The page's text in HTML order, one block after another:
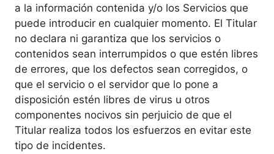
a la información contenida y/o los Servicios que
puede introducir en cualquier momento. El Titular
no declara ni garantiza que los servicios o
contenidos sean interrumpidos o que estén libres
de errores, que los defectos sean corregidos, o
que el servicio o el servidor que lo pone a
disposición estén libres de virus u otros
componentes nocivos sin perjuicio de que el
Titular realiza todos los esfuerzos en evitar este
tipo de incidentes.